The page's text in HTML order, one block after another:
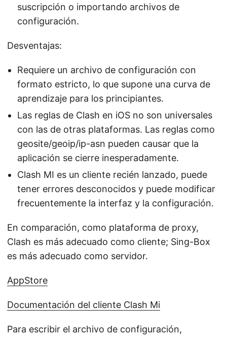
suscripción o importando archivos de
configuración.
Desventajas:
Requiere un archivo de configuración con
formato estricto, lo que supone una curva de
aprendizaje para los principiantes.
Las reglas de Clash en iOS no son universales
con las de otras plataformas. Las reglas como
geosite/geoip/ip-asn pueden causar que la
aplicación se cierre inesperadamente.
Clash MI es un cliente recién lanzado, puede
tener errores desconocidos y puede modificar
frecuentemente la interfaz y la configuración.
En comparación, como plataforma de proxy,
Clash es más adecuado como cliente; Sing-Box
es más adecuado como servidor.
AppStore
Documentación del cliente Clash Mi
Para escribir el archivo de configuración,